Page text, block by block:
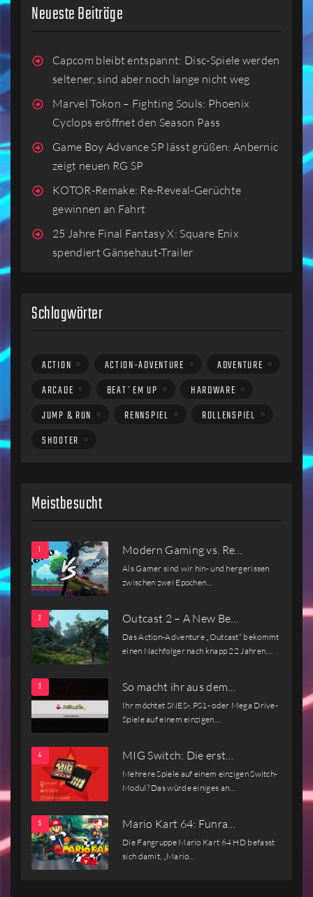
Neueste Beiträge
Capcom bleibt entspannt: Disc-Spiele werden
seltener, sind aber noch lange nicht weg
Marvel Tokon – Fighting Souls: Phoenix
Cyclops eröffnet den Season Pass
Game Boy Advance SP lässt grüßen: Anbernic
zeigt neuen RG SP
KOTOR-Remake: Re-Reveal-Gerüchte
gewinnen an Fahrt
25 Jahre Final Fantasy X: Square Enix
spendiert Gänsehaut-Trailer
Schlagwörter
ACTION ACTION-ADVENTURE
ADVENTURE
ARCADE
BEAT´EM UP
HARDWARE
JUMP & RUN
RENNSPIEL
ROLLENSPIEL
SHOOTER
Meistbesucht
Modern Gaming vs. Re…
Als Gamer sind wir hin- und hergerissen
zwischen zwei Epochen…
Outcast 2 – A New Be…
Das Action-Adventure „Outcast“ bekommt
einen Nachfolger nach knapp 22 Jahren.…
So macht ihr aus dem…
Ihr möchtet SNES-, PS1- oder Mega Drive-
Spiele auf einem einzigen…
MIG Switch: Die erst…
Mehrere Spiele auf einem einzigen Switch-
Modul? Das würde einiges an…
Mario Kart 64: Funra…
Die Fangruppe Mario Kart 64 HD befasst
sich damit, „Mario…